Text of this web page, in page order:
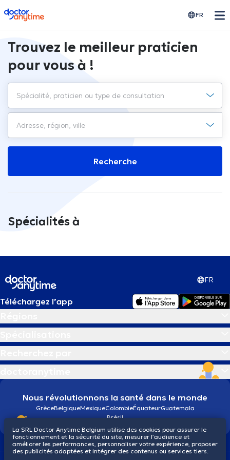
doctoranytime FR
Trouvez le meilleur praticien
pour vous à !
Recherche
Spécialités à
FR
Téléchargez l’app
Nous révolutionnons la santé dans le monde
GrèceBelgiqueMexiqueColombieÉquateurGuatemala
Brésil
La SRL Doctor Anytime Belgium utilise des cookies pour assurer le
fonctionnement et la sécurité du site, mesurer l’audience et
améliorer les performances, personnaliser votre expérience, proposer
des publicités adaptées et intégrer des contenus ou services tiers.